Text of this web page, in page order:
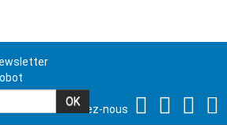
Suivez-nous